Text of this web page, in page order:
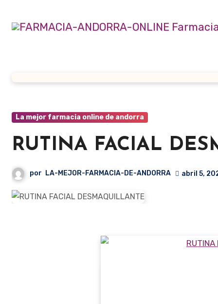
contenido
La mejor farmacia online de andorra
RUTINA FACIAL
por LA-MEJOR-FARMACIA-DE-ANDORRA abril 5,